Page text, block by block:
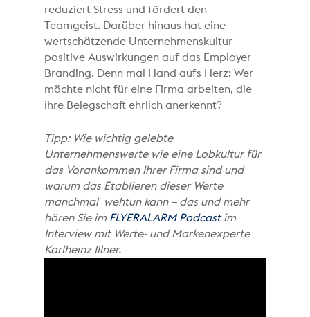
reduziert Stress und fördert den
Teamgeist. Darüber hinaus hat eine
wertschätzende Unternehmenskultur
positive Auswirkungen auf das Employer
Branding. Denn mal Hand aufs Herz: Wer
möchte nicht für eine Firma arbeiten, die
ihre Belegschaft ehrlich anerkennt?
Tipp: Wie wichtig gelebte
Unternehmenswerte wie eine Lobkultur für
das Vorankommen Ihrer Firma sind und
warum das Etablieren dieser Werte
manchmal wehtun kann – das und mehr
hören Sie im FLYERALARM Podcastim
Interview mit Werte- und Markenexperte
Karlheinz Illner.